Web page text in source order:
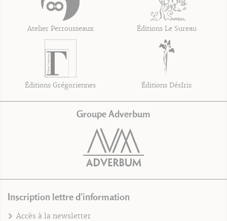
Atelier Perrousseaux Éditions Le Sureau
Éditions Grégoriennes Éditions DésIris
Groupe Adverbum
Inscription lettre d'information
Accès à la newsletter